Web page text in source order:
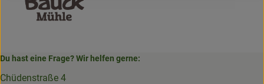
Du hast eine Frage? Wir helfen gerne:
Chüdenstraße 4